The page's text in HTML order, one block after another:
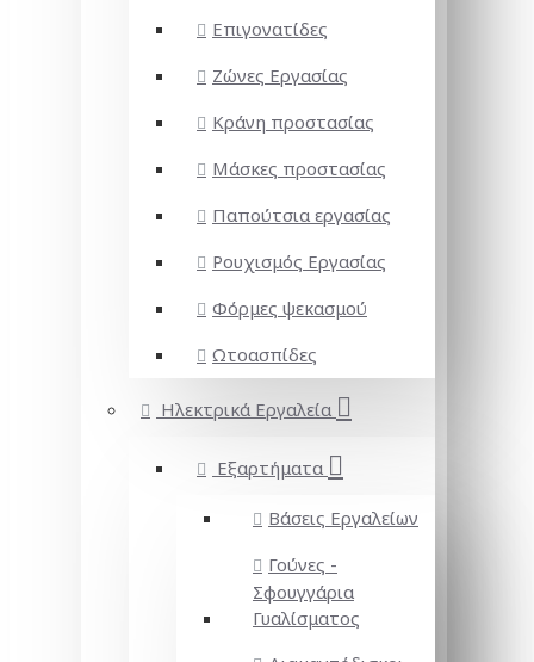
Επιγονατίδες
Ζώνες Εργασίας
Κράνη προστασίας
Μάσκες προστασίας
Παπούτσια εργασίας
Ρουχισμός Εργασίας
Φόρμες ψεκασμού
Ωτοασπίδες
Ηλεκτρικά Εργαλεία
Εξαρτήματα
Βάσεις Εργαλείων
Γούνες -
Σφουγγάρια
Γυαλίσματος